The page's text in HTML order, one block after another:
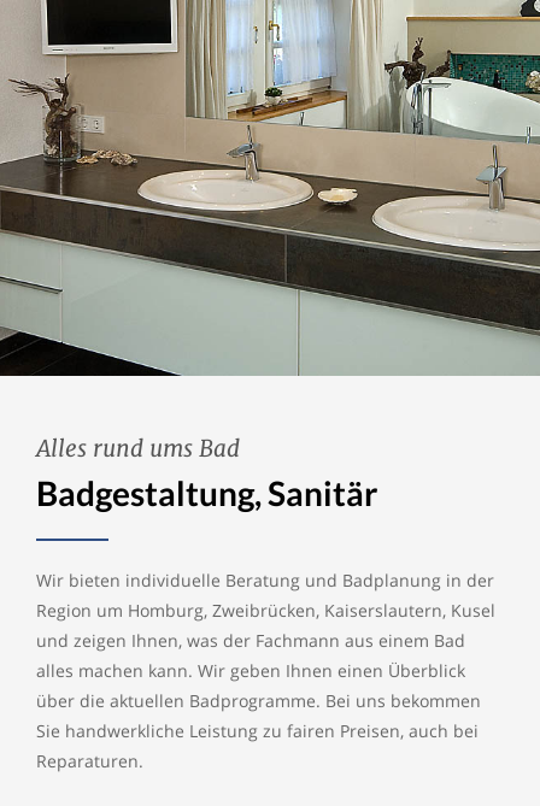
Alles rund ums Bad
Badgestaltung, Sanitär
Wir bieten individuelle Beratung und Badplanung in der
Region um Homburg, Zweibrücken, Kaiserslautern, Kusel
und zeigen Ihnen, was der Fachmann aus einem Bad
alles machen kann. Wir geben Ihnen einen Überblick
über die aktuellen Badprogramme. Bei uns bekommen
Sie handwerkliche Leistung zu fairen Preisen, auch bei
Reparaturen.